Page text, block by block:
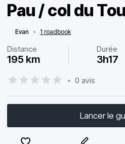
Pau / col du
Evan • 1 roadbook
Distance
195 km
Durée
3h17
• 0 avis
Lancer le